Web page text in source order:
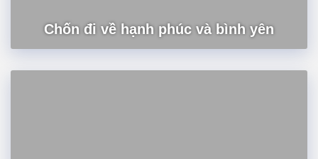
Chốn đi về hạnh phúc và bình yên